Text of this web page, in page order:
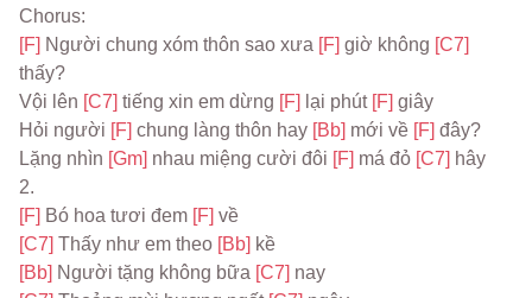
Chorus:
[F] Người chung xóm thôn sao xưa [F] giờ không
thấy?
Vội lên [C7] tiếng xin em dừng [F] lại phút [F] giây
Hỏi người [F] chung làng thôn hay [Bb] mới về [F] đây?
Lặng nhìn [Gm] nhau miệng cười đôi [F] má đỏ [C7] hây
2.
[F] Bó hoa tươi đem [F] về
[C7] Thấy như em theo [Bb] kề
[Bb] Người tặng không bữa [C7] nay